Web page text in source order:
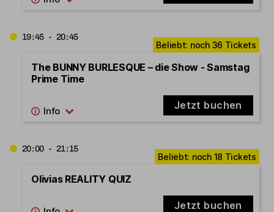
19:45 - 20:45
The BUNNY BURLESQUE – die Show - Samstag
Prime Time
Jetzt buchen
20:00 - 21:15
Olivias REALITY QUIZ
Jetzt buchen